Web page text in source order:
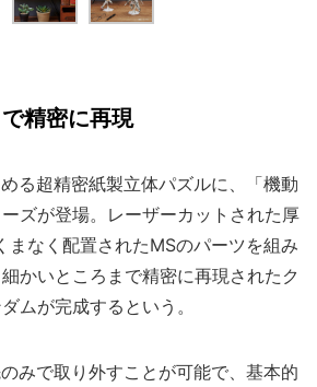
精密に再現
る超精密紙製立体パズルに、「機動
ズが登場。レーザーカットされた厚
まなく配置されたMSのパーツを組み
かいところまで精密に再現されたク
ムが完成するという。
みで取り外すことが可能で、基本的